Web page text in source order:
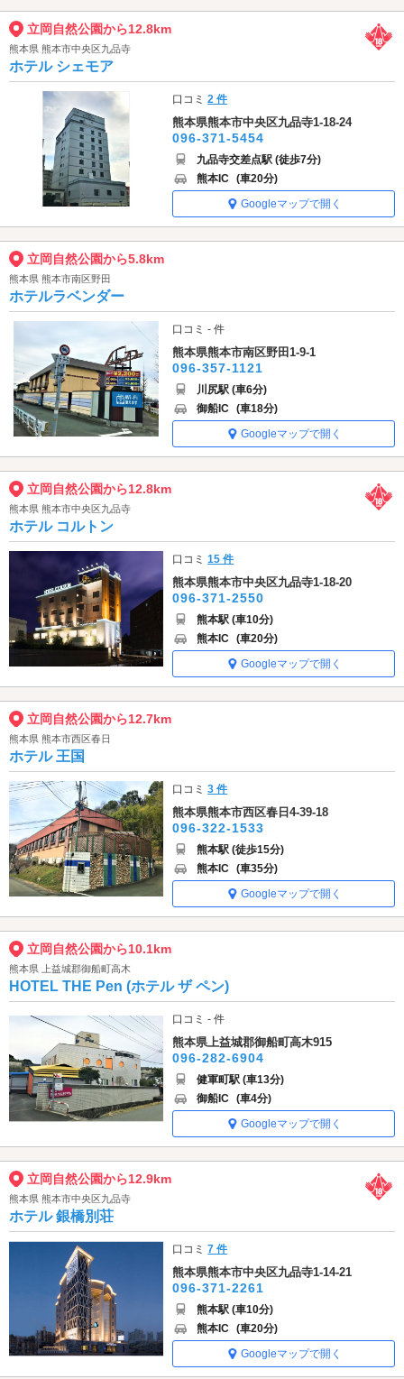
立岡自然公園から12.8km
熊本県 熊本市中央区九品寺
ホテル シェモア
口コミ2 件
熊本県熊本市中央区九品寺1-18-24
096-371-5454
九品寺交差点駅 (徒歩7分)
熊本IC (車20分)
Googleマップで開く
立岡自然公園から5.8km
熊本県 熊本市南区野田
ホテルラベンダー
口コミ - 件
熊本県熊本市南区野田1-9-1
096-357-1121
川尻駅 (車6分)
御船IC (車18分)
Googleマップで開く
立岡自然公園から12.8km
熊本県 熊本市中央区九品寺
ホテル コルトン
口コミ15 件
熊本県熊本市中央区九品寺1-18-20
096-371-2550
熊本駅 (車10分)
熊本IC (車20分)
Googleマップで開く
立岡自然公園から12.7km
熊本県 熊本市西区春日
ホテル 王国
口コミ3 件
熊本県熊本市西区春日4-39-18
096-322-1533
熊本駅 (徒歩15分)
熊本IC (車35分)
Googleマップで開く
立岡自然公園から10.1km
熊本県 上益城郡御船町高木
HOTEL THE Pen (ホテル ザ ペン)
口コミ - 件
熊本県上益城郡御船町高木915
096-282-6904
健軍町駅 (車13分)
御船IC (車4分)
Googleマップで開く
立岡自然公園から12.9km
熊本県 熊本市中央区九品寺
ホテル 銀橋別荘
口コミ7 件
熊本県熊本市中央区九品寺1-14-21
096-371-2261
熊本駅 (車10分)
熊本IC (車20分)
Googleマップで開く